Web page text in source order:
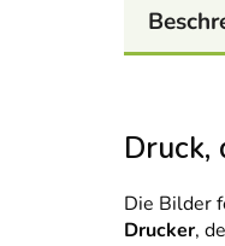
Druck,
Die Bilder
Drucker,